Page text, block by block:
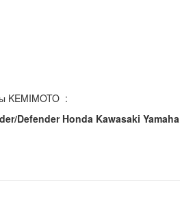
KEMIMOTO :
Defender Honda Kawasaki Yamaha